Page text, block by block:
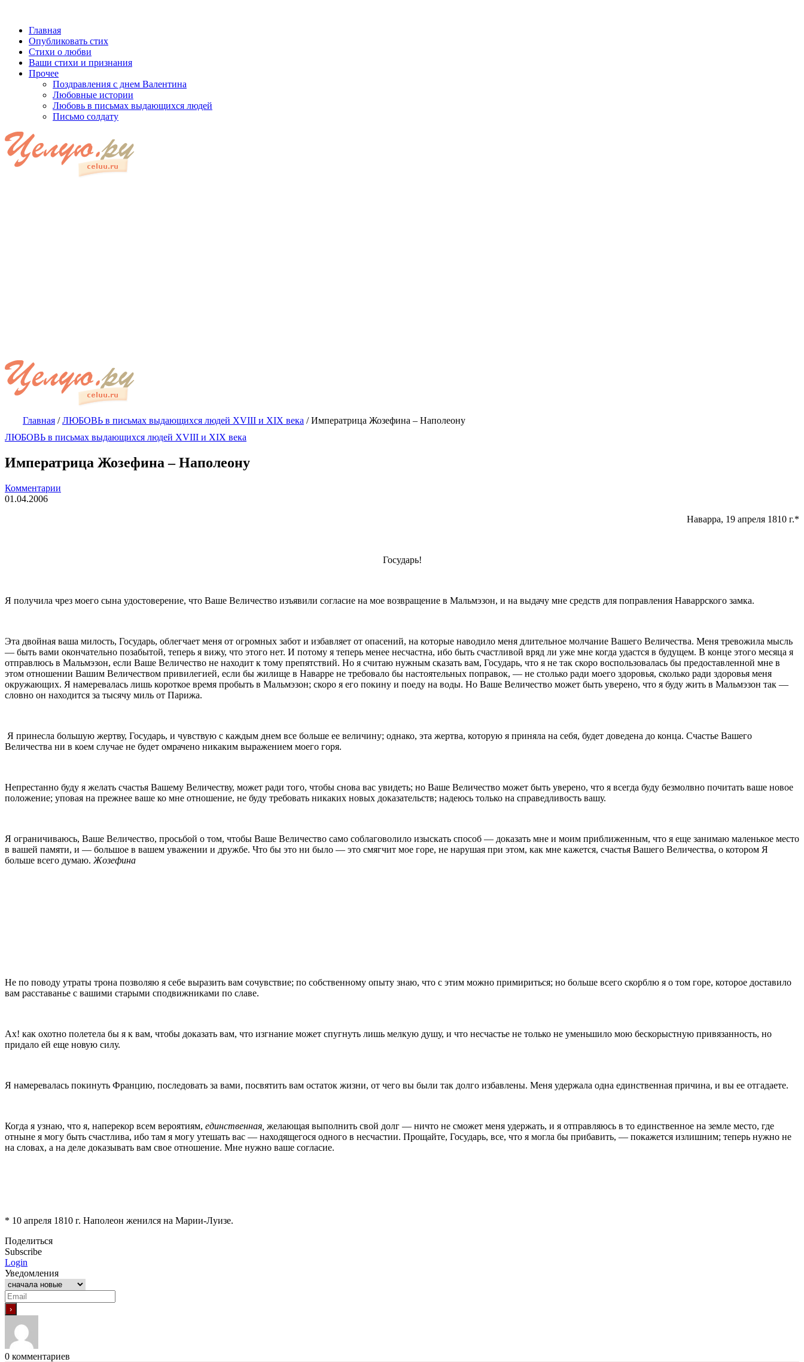
Главная
Опубликовать стих
Стихи о любви
Ваши стихи и признания
Прочее
Поздравления с днем Валентина
Любовные истории
Любовь в письмах выдающихся людей
Письмо солдату
Главная /ЛЮБОВЬ в письмах выдающихся людей XVIII и XIX века /Императрица Жозефина – Наполеону
ЛЮБОВЬ в письмах выдающихся людей XVIII и XIX века
Императрица Жозефина – Наполеону
Комментарии
01.04.2006
Наварра, 19 апреля 1810 г.*
Государь!
Я получила чрез моего сына удостоверение, что Ваше Величество изъявили согласие на мое возвращение в Мальмэзон, и на выдачу мне средств для попра­вления Наваррского замка.
Эта двойная ваша милость, Государь, облегчает меня от огромных забот и избавляет от опасений, на которые наводило меня длительное молчание Вашего Величества. Меня тревожила мысль
— быть вами оконча­тельно позабытой, теперь я вижу, что этого нет. И потому я теперь менее несчастна, ибо быть счастливой ­вряд ли уже мне когда удастся в будущем. В конце этого месяца я
отправлюсь в Мальмэзон, если Ваше Величество не находит к тому препятствий. Но я счи­таю нужным сказать вам, Государь, что я не так скоро воспользовалась бы предоставленной мне в
этом отношении Вашим Величеством привилегией, если бы жилище в Наварре не требовало бы настоятельных поправок, — не столько ради моего здоровья, сколько ради здоровья меня
окружающих. Я намеревалась лишь короткое время пробыть в Мальмэзон; скоро я его покину и поеду на воды. Но Ваше Величе­ство может быть уверено, что я буду жить в Маль­мэзон так —
словно он находится за тысячу миль от Парижа.
Я принесла большую жертву, Государь, и чувствую с каждым днем все больше ее величину; однако, эта жертва, которую я приняла на себя, будет доведена до конца. Счастье Вашего
Величества ни в коем случае не будет омрачено никаким выражением моего горя.
Непрестанно буду я желать счастья Вашему Величе­ству, может ради того, чтобы снова вас увидеть; но Ваше Величество может быть уверено, что я всегда буду безмолвно почитать ваше новое
положение; упо­вая на прежнее ваше ко мне отношение, не буду требо­вать никаких новых доказательств; надеюсь только на справедливость вашу.
Я ограничиваюсь, Ваше Величество, просьбой о том, чтобы Ваше Величество само соблаговолило изы­скать способ — доказать мне и моим приближенным, что я еще занимаю маленькое место
в вашей памяти, и — большое в вашем уважении и дружбе. Что бы это ни было — это смягчит мое горе, не нарушая при этом, как мне кажется, счастья Вашего Величества, о котором Я
больше всего думаю. Жозефина
Не по поводу утраты трона позволяю я себе выра­зить вам сочувствие; по собственному опыту знаю, что с этим можно примириться; но больше всего скорблю я о том горе, которое доставило
вам расставанье с вашими старыми сподвижниками по славе.
Ах! как охотно полетела бы я к вам, чтобы доказать вам, что изгнание может спугнуть лишь мелкую душу, и что несчастье не только не уменьшило мою бескорыстную привязанность, но
придало ей еще новую силу.
Я намеревалась покинуть Францию, последовать за вами, посвятить вам остаток жизни, от чего вы были так долго избавлены. Меня удержала одна един­ственная причина, и вы ее отгадаете.
Когда я узнаю, что я, наперекор всем вероятиям, единственная, желающая выполнить свой долг — ни­что не сможет меня удержать, и я отправляюсь в то единственное на земле место, где
отныне я могу быть счастлива, ибо там я могу утешать вас — находящегося одного в несчастии. Прощайте, Государь, все, что я могла бы прибавить, — покажется излишним; теперь нужно не
на словах, а на деле доказывать вам свое отношение. Мне нужно ваше согласие.
* 10 апреля 1810 г. Наполеон женился на Марии-Луизе.
Поделиться
Subscribe
Login
Уведомления
0 комментариев